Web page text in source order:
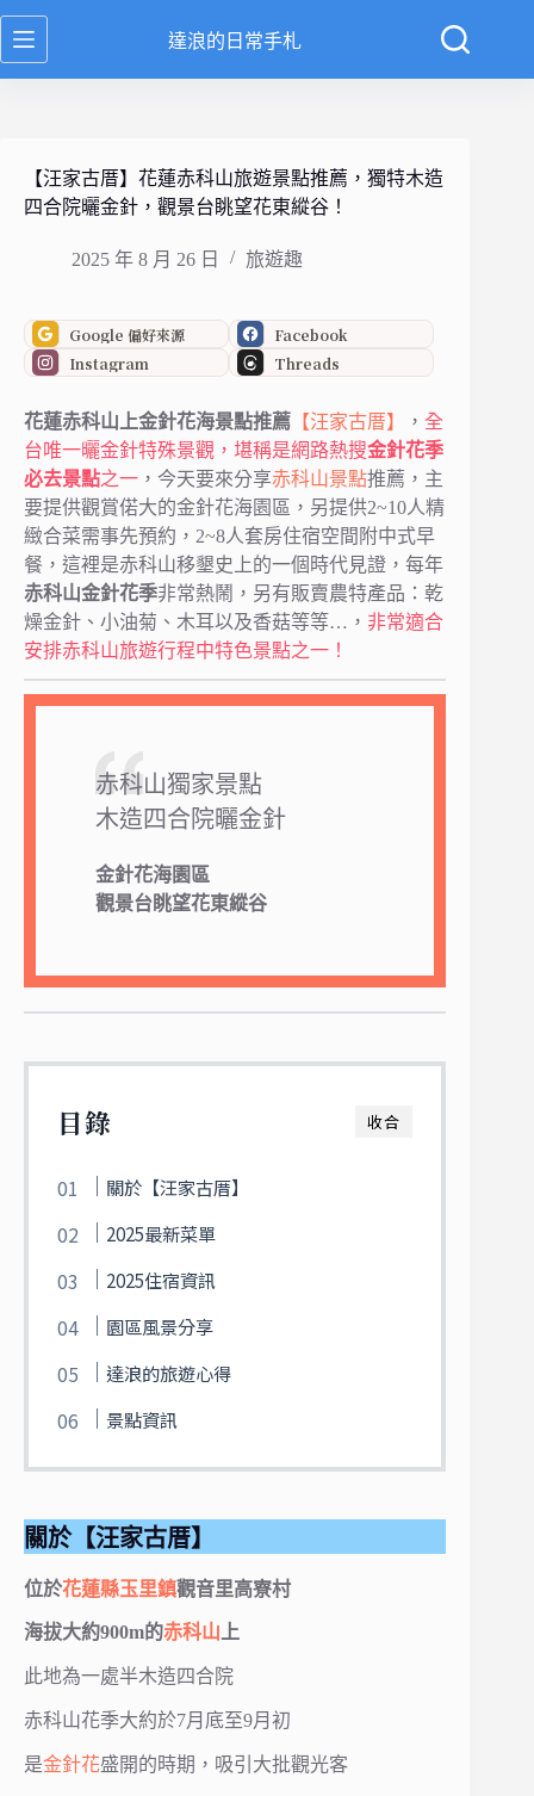
跳
至
達浪的日常手札
【汪家古厝】花蓮赤科山旅遊景點推薦，獨特木造
四合院曬金針，觀景台眺望花東縱谷！
2025 年 8 月 26 日 旅遊趣
Google 偏好來源
Facebook
Instagram
Threads
花蓮赤科山上金針花海景點推薦 【汪家古厝】 ， 全
台唯一曬金針特殊景觀，堪稱是網路熱搜金針花季
必去景點之一 ，今天要來分享赤科山景點推薦，主
要提供觀賞偌大的金針花海園區，另提供2~10人精
緻合菜需事先預約，2~8人套房住宿空間附中式早
餐，這裡是赤科山移墾史上的一個時代見證，每年
赤科山金針花季非常熱鬧，另有販賣農特產品：乾
燥金針、小油菊、木耳以及香菇等等…， 非常適合
安排赤科山旅遊行程中特色景點之一！
赤科山獨家景點
木造四合院曬金針
金針花海園區
觀景台眺望花東縱谷
收合
目錄
關於【汪家古厝】
2025最新菜單
2025住宿資訊
園區風景分享
達浪的旅遊心得
景點資訊
關於【汪家古厝】
位於花蓮縣玉里鎮觀音里高寮村
海拔大約900m的赤科山上
此地為一處半木造四合院
赤科山花季大約於7月底至9月初
是金針花盛開的時期，吸引大批觀光客